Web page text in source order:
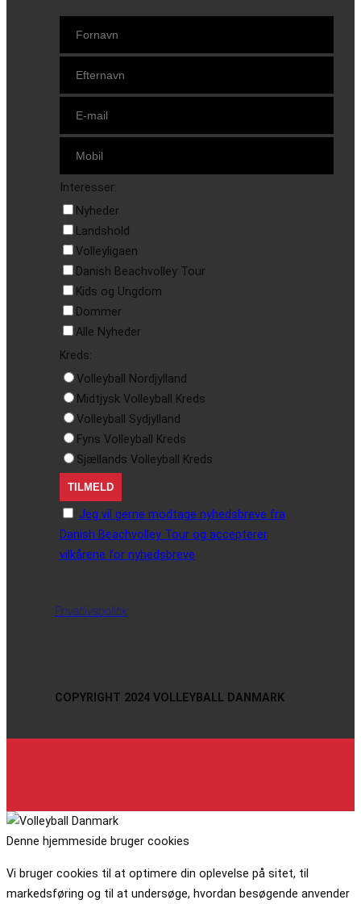
Interesser:
Nyheder
Landshold
Volleyligaen
Danish Beachvolley Tour
Kids og Ungdom
Dommer
Alle Nyheder
Kreds:
Volleyball Nordjylland
Midtjysk Volleyball Kreds
Volleyball Sydjylland
Fyns Volleyball Kreds
Sjællands Volleyball Kreds
Jeg vil gerne modtage nyhedsbreve fra
Danish Beachvolley Tour og accepterer
vilkårene for nyhedsbreve
Privatlivspolitik
COPYRIGHT 2024 VOLLEYBALL DANMARK
Denne hjemmeside bruger cookies
Vi bruger cookies til at optimere din oplevelse på sitet, til
markedsføring og til at undersøge, hvordan besøgende anvender